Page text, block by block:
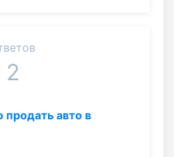
2
авто в